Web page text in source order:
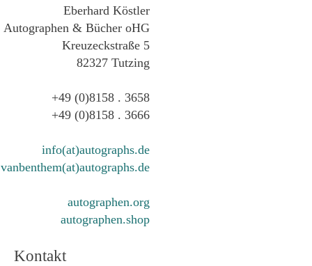
Eberhard Köstler
Autographen & Bücher oHG
Kreuzeckstraße 5
82327 Tutzing
+49 (0)8158 . 3658
+49 (0)8158 . 3666
info(at)autographs.de
vanbenthem(at)autographs.de
autographen.org
autographen.shop
Kontakt